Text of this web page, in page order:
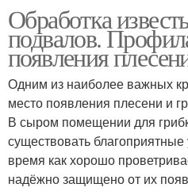
Обработка
подвалов.
появления
Одним из наиболее важных
место появления плесени и
В сыром помещении для
существовать
время как хорошо
надёжно защищено от их